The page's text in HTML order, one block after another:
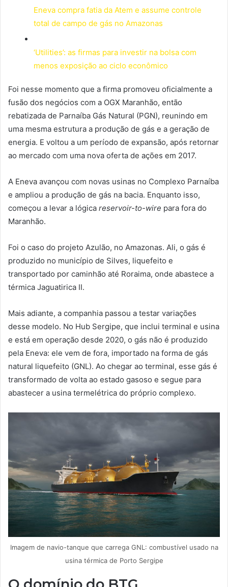
Eneva compra fatia da Atem e assume controle
total de campo de gás no Amazonas
‘Utilities’: as firmas para investir na bolsa com
menos exposição ao ciclo econômico
Foi nesse momento que a firma promoveu oficialmente a
fusão dos negócios com a OGX Maranhão, então
rebatizada de Parnaíba Gás Natural (PGN), reunindo em
uma mesma estrutura a produção de gás e a geração de
energia. E voltou a um período de expansão, após retornar
ao mercado com uma nova oferta de ações em 2017.
A Eneva avançou com novas usinas no Complexo Parnaíba
e ampliou a produção de gás na bacia. Enquanto isso,
começou a levar a lógica reservoir-to-wire para fora do
Maranhão.
Foi o caso do projeto Azulão, no Amazonas. Ali, o gás é
produzido no município de Silves, liquefeito e
transportado por caminhão até Roraima, onde abastece a
térmica Jaguatirica II.
Mais adiante, a companhia passou a testar variações
desse modelo. No Hub Sergipe, que inclui terminal e usina
e está em operação desde 2020, o gás não é produzido
pela Eneva: ele vem de fora, importado na forma de gás
natural liquefeito (GNL). Ao chegar ao terminal, esse gás é
transformado de volta ao estado gasoso e segue para
abastecer a usina termelétrica do próprio complexo.
Imagem de navio-tanque que carrega GNL: combustível usado na
usina térmica de Porto Sergipe